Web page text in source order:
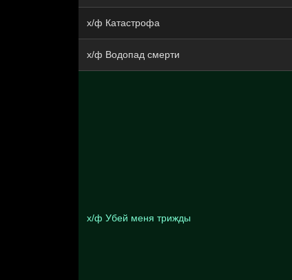
х/ф Катастрофа
х/ф Водопад смерти
х/ф Убей меня трижды